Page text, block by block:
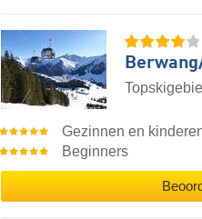
Gezinnen en
Beginners